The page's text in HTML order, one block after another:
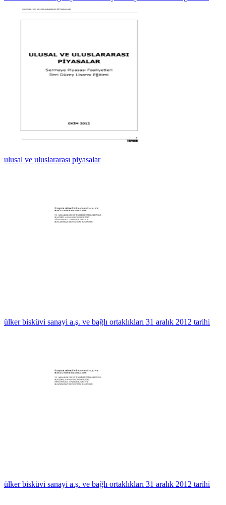
ulusal ve uluslararası piyasalar
ülker bisküvi sanayi a.ş. ve bağlı ortaklıkları 31 aralık 2012 tarihi
ülker bisküvi sanayi a.ş. ve bağlı ortaklıkları 31 aralık 2012 tarihi